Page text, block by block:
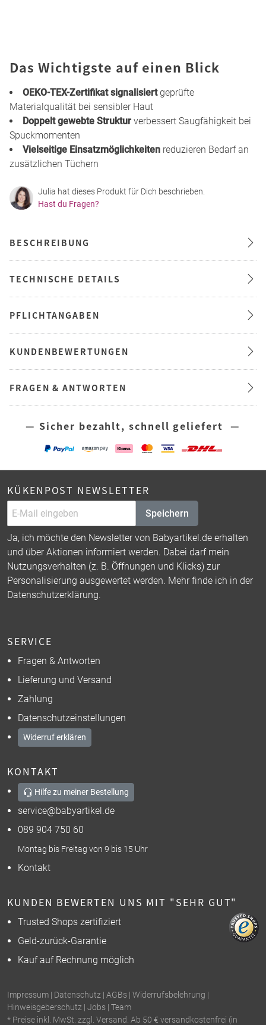
Das Wichtigste auf einen Blick
OEKO-TEX-Zertifikat signalisiertgeprüfte
Materialqualität bei sensibler Haut
Doppelt gewebte Struktur verbessert Saugfähigkeit bei
Spuckmomenten
Vielseitige Einsatzmöglichkeiten reduzieren Bedarf an
zusätzlichen Tüchern
Julia hat dieses Produkt für Dich beschrieben.
Hast du Fragen?
BESCHREIBUNG
TECHNISCHE DETAILS
PFLICHTANGABEN
KUNDENBEWERTUNGEN
FRAGEN & ANTWORTEN
— Sicher bezahlt, schnell geliefert —
KÜKENPOST NEWSLETTER
Speichern
Ja, ich möchte den Newsletter von Babyartikel.de erhalten
und über Aktionen informiert werden. Dabei darf mein
Nutzungsverhalten (z. B. Öffnungen und Klicks) zur
Personalisierung ausgewertet werden. Mehr finde ich in der
Datenschutzerklärung.
SERVICE
Fragen & Antworten
Lieferung und Versand
Zahlung
Datenschutzeinstellungen
Widerruf erklären
KONTAKT
Hilfe zu meiner Bestellung
service@babyartikel.de
089 904 750 60
Montag bis Freitag von 9 bis 15 Uhr
Kontakt
KUNDEN BEWERTEN UNS MIT "SEHR GUT"
Trusted Shops zertifiziert
Geld-zurück-Garantie
Kauf auf Rechnung möglich
Impressum | Datenschutz | AGBs | Widerrufsbelehrung |
Hinweisgeberschutz | Jobs | Team
* Preise inkl. MwSt. zzgl. Versand. Ab 50 € versandkostenfrei (in